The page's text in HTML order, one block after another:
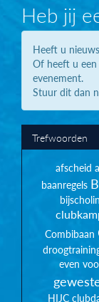
Heb jij
Heeft u
Of heeft u een
evenement.
Stuur dit dan
Trefwoorden
afscheid
baanregels
Combibaan
even
HIJC